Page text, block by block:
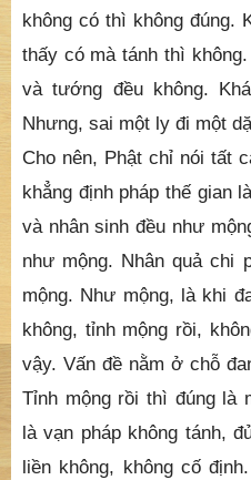
không có thì không đúng.
thấy có mà tánh thì
và tướng đều không.
Nhưng, sai một ly đi một
Cho nên, Phật chỉ nói tất
khẳng định pháp thế gian
và nhân sinh đều như
như mộng. Nhân quả chi
mộng. Như mộng, là khi
không, tỉnh mộng rồi,
vậy. Vấn đề nằm ở chỗ
Tỉnh mộng rồi thì đúng là
là vạn pháp không tánh,
liền không, không cố